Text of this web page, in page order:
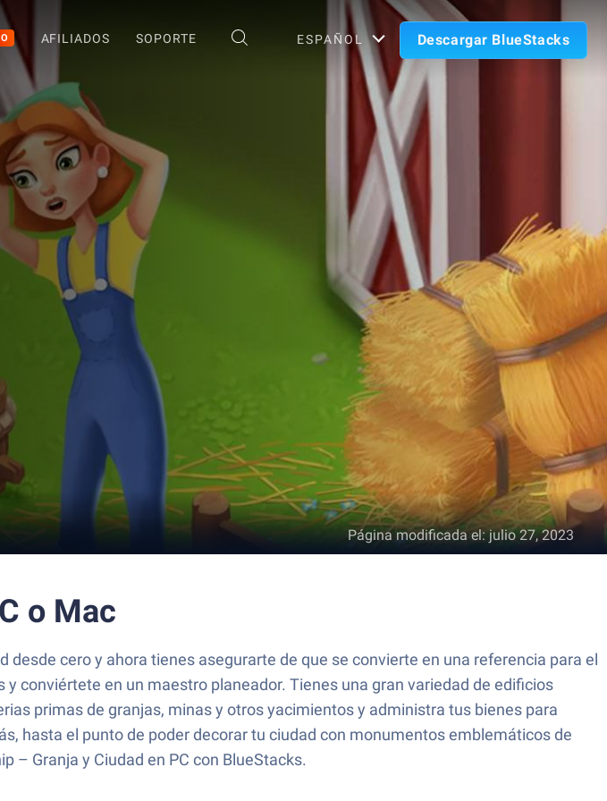
AFILIADOS SOPORTE ESPAÑOL Descargar BlueStacks
Página modificada el:julio 27, 2023
o Mac
cero y ahora tienes asegurarte de que se convierte en una referencia para el
conviértete en un maestro planeador. Tienes una gran variedad de edificios
primas de granjas, minas y otros yacimientos y administra tus bienes para
hasta el punto de poder decorar tu ciudad con monumentos emblemáticos de
– Granja y Ciudad en PC con BlueStacks.